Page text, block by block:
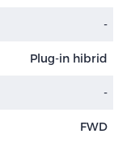
-
Plug-in hibrid
-
FWD